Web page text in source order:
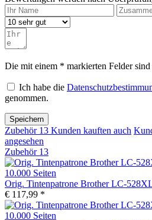
Die mit einem * markierten Felder
Ich habe die
genommen.
Speichern
Zubehör 13 Kunden kauften auch
angesehen
Zubehör 13
Orig. Tintenpatrone Brother LC-
€ 117,99 *